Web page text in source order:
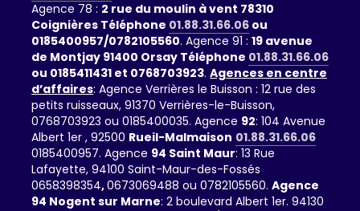
Agence 78 : 2 rue du moulin à vent 78310
Coignières Téléphone 01.88.31.66.06 ou
0185400957/0782105560. Agence 91 : 19 avenue
de Montjay 91400 Orsay Téléphone 01.88.31.66.06
ou 0185411431 et 0768703923. Agences en centre
d’affaires: Agence Verrières le Buisson : 12 rue des
petits ruisseaux, 91370 Verrières-le-Buisson,
0768703923 ou 0185400035. Agence 92: 104 Avenue
Albert 1er , 92500 Rueil-Malmaison 01.88.31.66.06
0185400957. Agence 94 Saint Maur: 13 Rue
Lafayette, 94100 Saint-Maur-des-Fossés
0658398354,0673069488 ou 0782105560. Agence
94 Nogent sur Marne: 2 boulevard Albert 1er. 94130